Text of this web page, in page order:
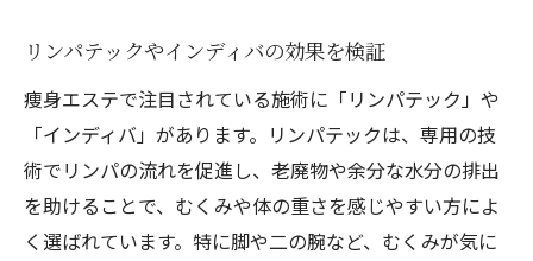
リンパテックやインディバの効果を検証
痩身エステで注目されている施術に「リンパテック」や
「インディバ」があります。リンパテックは、専用の技
術でリンパの流れを促進し、老廃物や余分な水分の排出
を助けることで、むくみや体の重さを感じやすい方によ
く選ばれています。特に脚や二の腕など、むくみが気に